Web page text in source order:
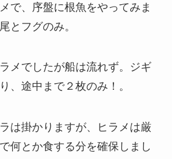
で、序盤に根魚をやってみま
とフグのみ。
メでしたが船は流れず。ジギ
、途中まで２枚のみ！。
は掛かりますが、ヒラメは厳
何とか食する分を確保しまし